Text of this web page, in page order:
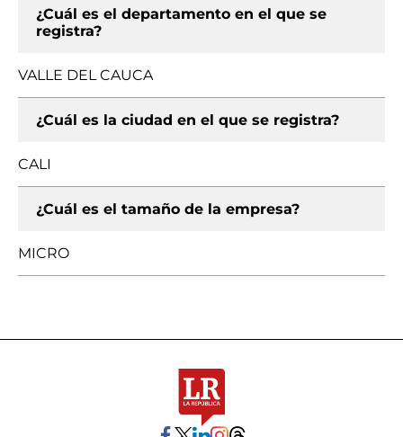
¿Cuál es el departamento en el que se
registra?
VALLE DEL CAUCA
¿Cuál es la ciudad en el que se registra?
CALI
¿Cuál es el tamaño de la empresa?
MICRO